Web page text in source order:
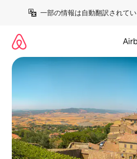
一部の情報は自動翻訳されてい